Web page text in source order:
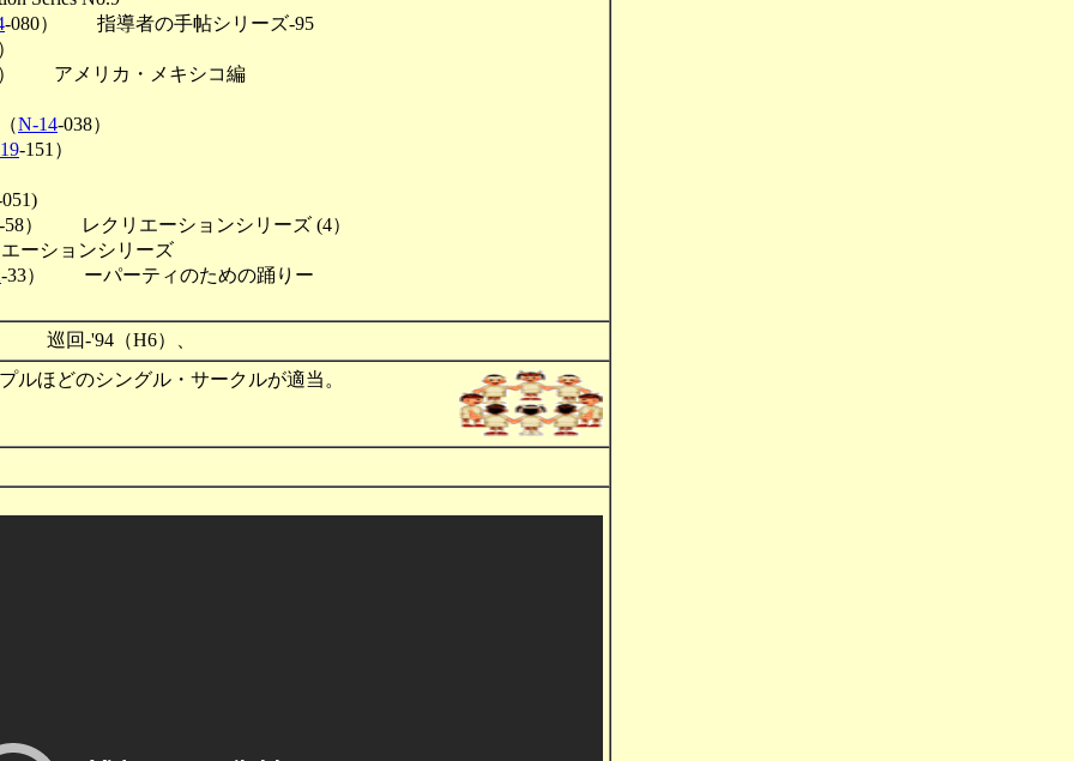
-080） 指導者の手帖シリーズ-95
） アメリカ・メキシコ編
N-14-038）
-151）
-58） レクリエーションシリーズ (4）
ションシリーズ
-33） ーパーティのための踊りー
巡回-'94（H6）、
ルほどのシングル・サークルが適当。